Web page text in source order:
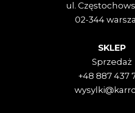
ul.
02-344
SKLEP
Sprzedaż
+48 887 437